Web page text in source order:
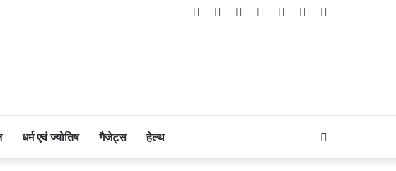
Telegram
Instagram
YouTube
LinkedIn
Twitter
Facebook
धर्म एवं ज्योतिष गैजेट्स हेल्थ